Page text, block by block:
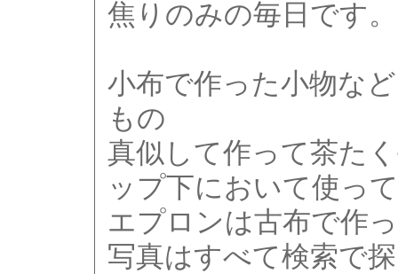
焦りのみの毎日です。
小布で作った小物な
もの
真似して作って茶た
ップ下において使っ
エプロンは古布で作
写真はすべて検索で